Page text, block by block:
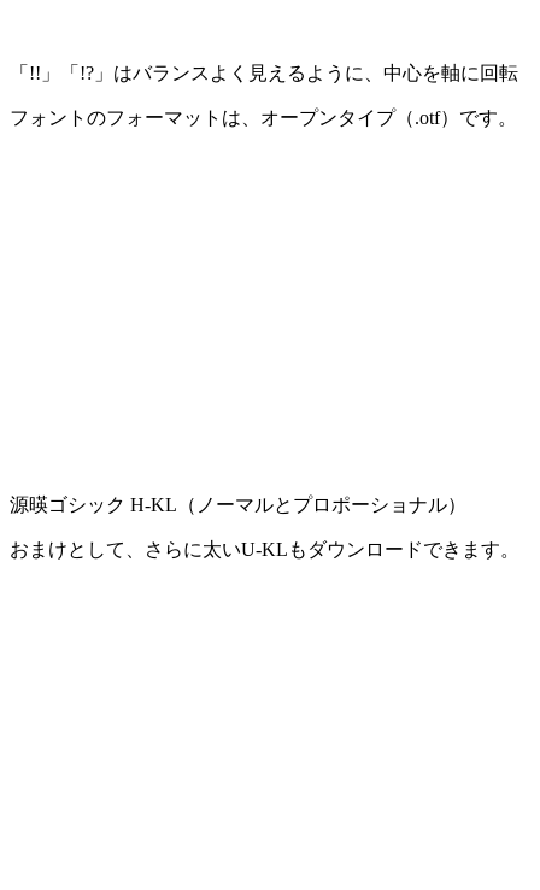
「!!」「!?」はバランスよく見えるように、中心を軸に回転
フォントのフォーマットは、オープンタイプ（.otf）です。
源暎ゴシック H-KL（ノーマルとプロポーショナル）
おまけとして、さらに太いU-KLもダウンロードできます。